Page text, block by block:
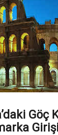
Göç